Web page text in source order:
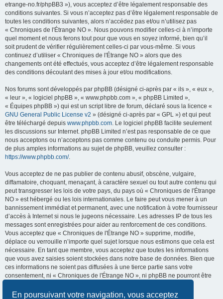
En poursuivant votre navigation, vous acceptez
etrange-no.fr/phpBB3 »), vous acceptez d’être légalement responsable des
conditions suivantes. Si vous n’acceptez pas d’être légalement responsable de
toutes les conditions suivantes, alors n’accédez pas et/ou n’utilisez pas
« Chroniques de l'Étrange NO ». Nous pouvons modifier celles-ci à n’importe
quel moment et nous ferons tout pour que vous en soyez informé, bien qu’il
soit prudent de vérifier régulièrement celles-ci par vous-même. Si vous
continuez d’utiliser « Chroniques de l'Étrange NO » alors que des
changements ont été effectués, vous acceptez d’être légalement responsable
des conditions découlant des mises à jour et/ou modifications.
Nos forums sont développés par phpBB (désigné ci-après par « ils », « eux »,
« leur », « logiciel phpBB », « www.phpbb.com », « phpBB Limited »,
« Équipes phpBB ») qui est un script libre de forum, déclaré sous la licence «
GNU General Public License v2 » (désigné ci-après par « GPL ») et qui peut
être téléchargé depuis www.phpbb.com . Le logiciel phpBB facilite seulement
les discussions sur Internet. phpBB Limited n’est pas responsable de ce que
nous acceptons ou n’acceptons pas comme contenu ou conduite permis. Pour
de plus amples informations au sujet de phpBB, veuillez consulter :
https://www.phpbb.com/.
Vous acceptez de ne pas publier de contenu abusif, obscène, vulgaire,
diffamatoire, choquant, menaçant, à caractère sexuel ou tout autre contenu qui
peut transgresser les lois de votre pays, du pays où « Chroniques de l'Étrange
NO » est hébergé ou les lois internationales. Le faire peut vous mener à un
bannissement immédiat et permanent, avec une notification à votre fournisseur
d’accès à Internet si nous le jugeons nécessaire. Les adresses IP de tous les
messages sont enregistrées pour aider au renforcement de ces conditions.
Vous acceptez que « Chroniques de l'Étrange NO » supprime, modifie,
déplace ou verrouille n’importe quel sujet lorsque nous estimons que cela est
nécessaire. En tant que membre, vous acceptez que toutes les informations
que vous avez saisies soient stockées dans notre base de données. Bien que
ces informations ne soient pas diffusées à une tierce partie sans votre
consentement, ni « Chroniques de l'Étrange NO », ni phpBB ne pourront être
compromettre les données.